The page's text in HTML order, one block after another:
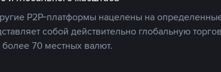
P2P-платформы нацелены на
собой действительно глобальную
70 местных валют.